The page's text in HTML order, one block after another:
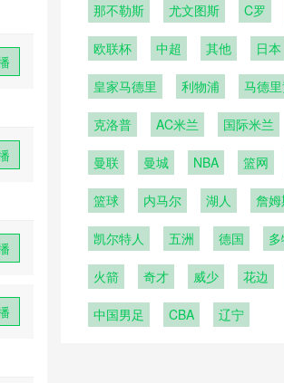
那不勒斯 尤文图斯 C罗
欧联杯 中超 其他 日本
皇家马德里 利物浦 马德
克洛普 AC米兰 国际米兰
曼联 曼城 NBA 篮网
篮球 内马尔 湖人 詹
凯尔特人 五洲 德国
火箭 奇才 威少 花边
中国男足 CBA 辽宁